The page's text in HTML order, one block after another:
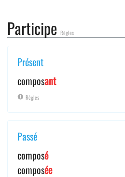
Participe Règles
Présent
composant
Règles
Passé
composé
composée